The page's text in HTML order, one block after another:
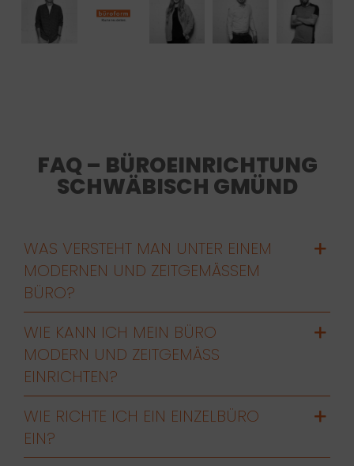
FAQ – BÜROEINRICHTUNG
SCHWÄBISCH GMÜND
WAS VERSTEHT MAN UNTER EINEM
MODERNEN UND ZEITGEMÄSSEM B
ÜRO?
WIE KANN ICH MEIN BÜRO
MODERN UND ZEITGEMÄSS E
INRICHTEN?
WIE RICHTE ICH EIN EINZELBÜRO
EIN?